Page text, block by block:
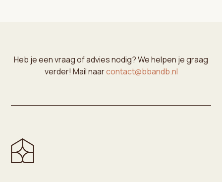
Heb je een vraag of advies nodig? We helpen je graag
verder! Mail naarcontact@bbandb.nl